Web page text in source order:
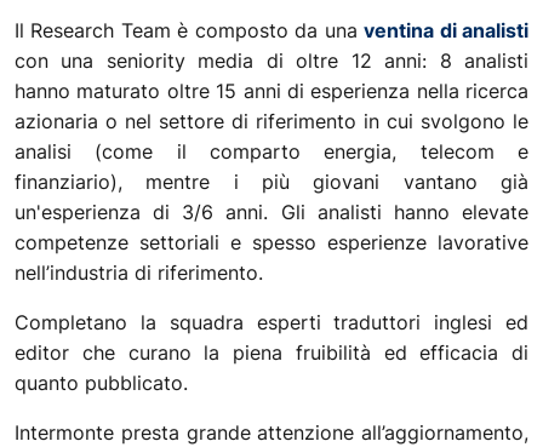
Il Research Team è composto da unaventina di analisti
con una seniority media di oltre 12 anni: 8 analisti
hanno maturato oltre 15 anni di esperienza nella ricerca
azionaria o nel settore di riferimento in cui svolgono le
analisi (come il comparto energia, telecom e
finanziario), mentre i più giovani vantano già
un'esperienza di 3/6 anni. Gli analisti hanno elevate
competenze settoriali e spesso esperienze lavorative
nell’industria di riferimento.
Completano la squadra esperti traduttori inglesi ed
editor che curano la piena fruibilità ed efficacia di
quanto pubblicato.
Intermonte presta grande attenzione all’aggiornamento,